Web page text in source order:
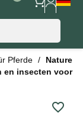
Pferde
Nature
en insecten voor
favorite_border